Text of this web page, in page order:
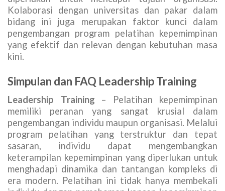
Kolaborasi dengan universitas dan pakar dalam
bidang ini juga merupakan faktor kunci dalam
pengembangan program pelatihan kepemimpinan
yang efektif dan relevan dengan kebutuhan masa
kini.
Simpulan dan FAQ Leadership Training
Leadership Training – Pelatihan kepemimpinan
memiliki peranan yang sangat krusial dalam
pengembangan individu maupun organisasi. Melalui
program pelatihan yang terstruktur dan tepat
sasaran, individu dapat mengembangkan
keterampilan kepemimpinan yang diperlukan untuk
menghadapi dinamika dan tantangan kompleks di
era modern. Pelatihan ini tidak hanya membekali